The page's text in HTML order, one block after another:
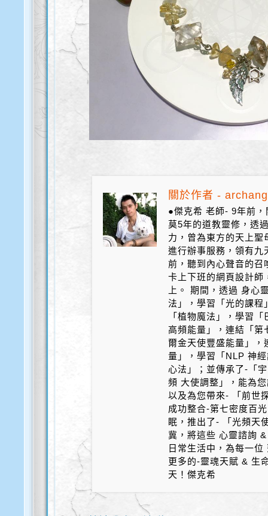
關於作者 -
●傑克希 老師- 9年前
莫5年的道教靈修，透
力，曾為東方的天上
進行辦事服務，領有
前，聽到內心聲音的召
卡上下班的網頁設計師
上。 期間，透過 身心
法」，學習「光的課程
「植物魔法」，學習
高頻能量」，連結「第
爾金天使豐盛能量」，
量」，學習「NLP 神
心法」；並傳承了-「
頻 大使調整」，能為
以及為您帶來- 「前世
成功整合-第七密度百
眠，推出了- 「光頻天
冀，將這些 心靈諮詢
日常生活中，為每一
更多的-靈魂天賦 & 生
天！傑克希